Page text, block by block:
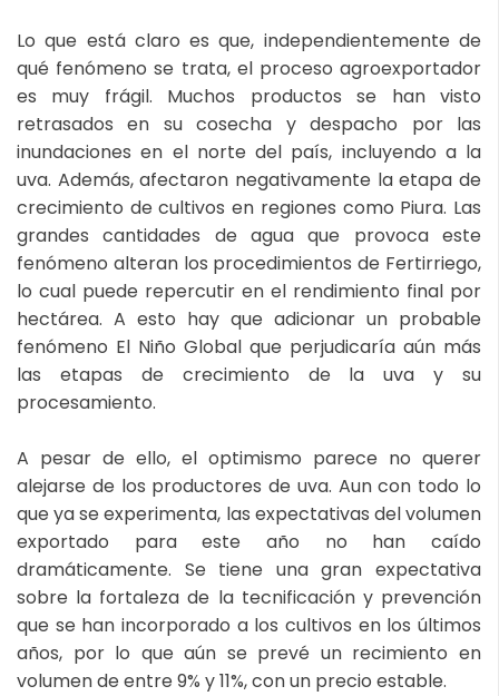
Lo que está claro es que, independientemente de
qué fenómeno se trata, el proceso agroexportador
es muy frágil. Muchos productos se han visto
retrasados en su cosecha y despacho por las
inundaciones en el norte del país, incluyendo a la
uva. Además, afectaron negativamente la etapa de
crecimiento de cultivos en regiones como Piura. Las
grandes cantidades de agua que provoca este
fenómeno alteran los procedimientos de Fertirriego,
lo cual puede repercutir en el rendimiento final por
hectárea. A esto hay que adicionar un probable
fenómeno El Niño Global que perjudicaría aún más
las etapas de crecimiento de la uva y su
procesamiento.
A pesar de ello, el optimismo parece no querer
alejarse de los productores de uva. Aun con todo lo
que ya se experimenta, las expectativas del volumen
exportado para este año no han caído
dramáticamente. Se tiene una gran expectativa
sobre la fortaleza de la tecnificación y prevención
que se han incorporado a los cultivos en los últimos
años, por lo que aún se prevé un recimiento en
volumen de entre 9% y 11%, con un precio estable.